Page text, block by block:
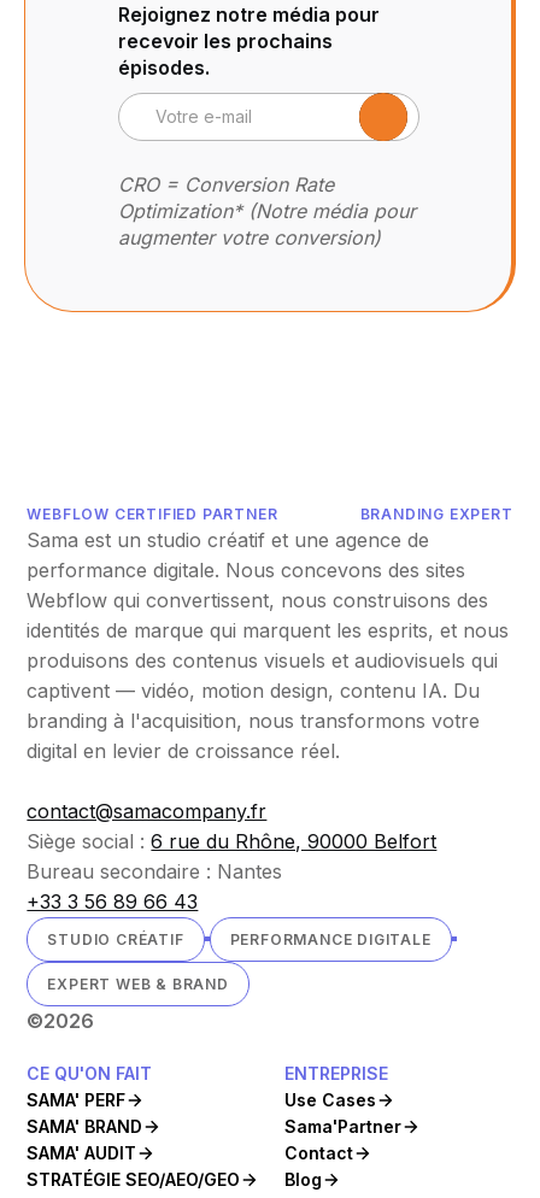
Rejoignez notre média pour
recevoir les prochains
épisodes.
CRO = Conversion Rate
Optimization* (Notre média pour
augmenter votre conversion)
WEBFLOW CERTIFIED PARTNER BRANDING EXPERT
Sama est un studio créatif et une agence de
performance digitale. Nous concevons des sites
Webflow qui convertissent, nous construisons des
identités de marque qui marquent les esprits, et nous
produisons des contenus visuels et audiovisuels qui
captivent — vidéo, motion design, contenu IA. Du
branding à l'acquisition, nous transformons votre
digital en levier de croissance réel.
contact@samacompany.fr
Siège social :6 rue du Rhône, 90000 Belfort
Bureau secondaire : Nantes
+33 3 56 89 66 43
STUDIO CRÉATIF PERFORMANCE DIGITALE
EXPERT WEB & BRAND
©2026
CE QU'ON FAIT
SAMA' PERF
SAMA' BRAND
SAMA' AUDIT
STRATÉGIE SEO/AEO/GEO
ENTREPRISE
Use Cases
Sama'Partner
Contact
Blog